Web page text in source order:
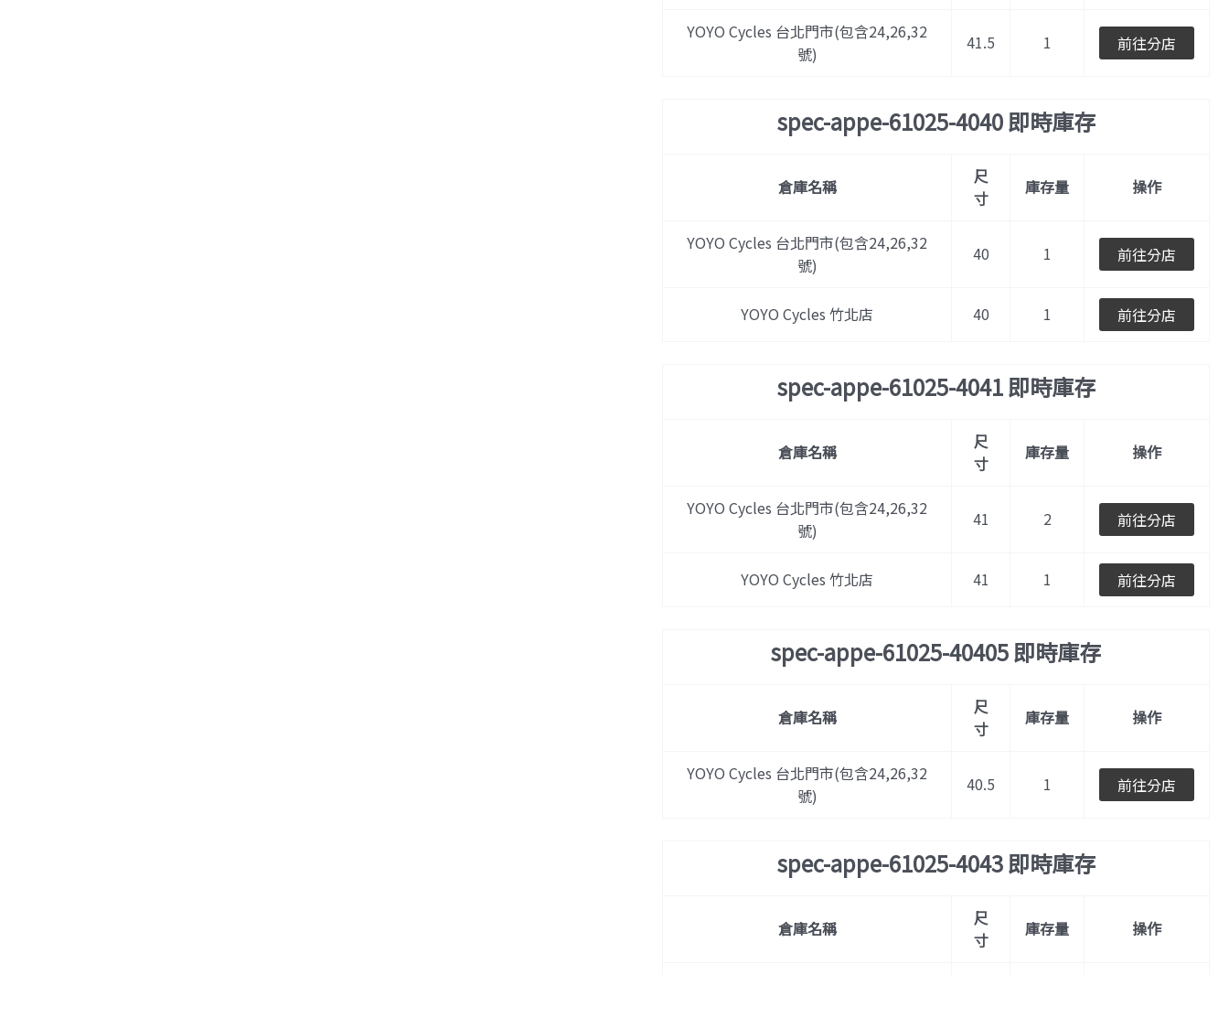
YOYO Cycles 台北門市(包含24,26,32
號)
41.5 1 前往分店
spec-appe-61025-4040 即時庫存
倉庫名稱
尺
寸
庫存量 操作
YOYO Cycles 台北門市(包含24,26,32
號)
40 1 前往分店
YOYO Cycles 竹北店 40 1 前往分店
spec-appe-61025-4041 即時庫存
倉庫名稱
尺
寸
庫存量 操作
YOYO Cycles 台北門市(包含24,26,32
號)
41 2 前往分店
YOYO Cycles 竹北店 41 1 前往分店
spec-appe-61025-40405 即時庫存
倉庫名稱
尺
寸
庫存量 操作
YOYO Cycles 台北門市(包含24,26,32
號)
40.5 1 前往分店
spec-appe-61025-4043 即時庫存
倉庫名稱
尺
寸
庫存量 操作